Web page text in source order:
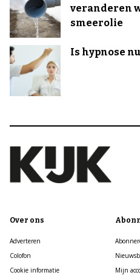
veranderen
smeerolie
Is hypnose
Over ons
Adverteren
Colofon
Cookie informatie
Mijn